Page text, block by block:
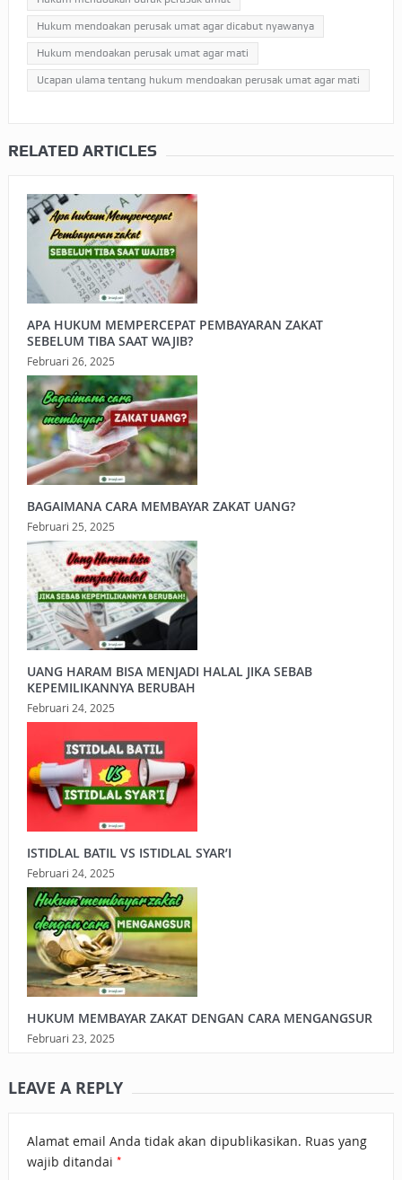
Hukum mendoakan perusak umat agar dicabut nyawanya
Hukum mendoakan perusak umat agar mati
Ucapan ulama tentang hukum mendoakan perusak umat agar mati
RELATED ARTICLES
APA HUKUM MEMPERCEPAT PEMBAYARAN ZAKAT
SEBELUM TIBA SAAT WAJIB?
Februari 26, 2025
BAGAIMANA CARA MEMBAYAR ZAKAT UANG?
Februari 25, 2025
UANG HARAM BISA MENJADI HALAL JIKA SEBAB
KEPEMILIKANNYA BERUBAH
Februari 24, 2025
ISTIDLAL BATIL VS ISTIDLAL SYAR’I
Februari 24, 2025
HUKUM MEMBAYAR ZAKAT DENGAN CARA MENGANGSUR
Februari 23, 2025
LEAVE A REPLY
Alamat email Anda tidak akan dipublikasikan. Ruas yang
wajib ditandai *